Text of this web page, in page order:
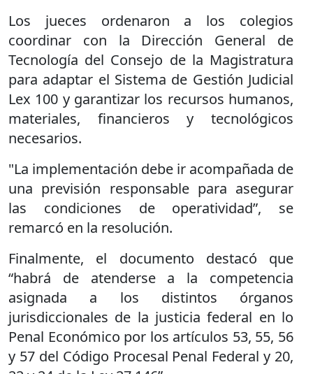
Los jueces ordenaron a los colegios
coordinar con la Dirección General de
Tecnología del Consejo de la Magistratura
para adaptar el Sistema de Gestión Judicial
Lex 100 y garantizar los recursos humanos,
materiales, financieros y tecnológicos
necesarios.
"La implementación debe ir acompañada de
una previsión responsable para asegurar
las condiciones de operatividad”, se
remarcó en la resolución.
Finalmente, el documento destacó que
“habrá de atenderse a la competencia
asignada a los distintos órganos
jurisdiccionales de la justicia federal en lo
Penal Económico por los artículos 53, 55, 56
у 57 del Código Procesal Penal Federal y 20,